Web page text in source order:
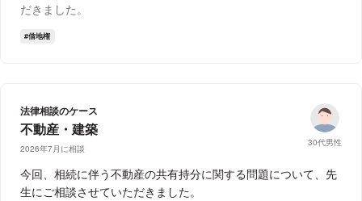
だきました。
借地権
法律相談のケース
不動産・建築
2026年7月に相談
30代男性
今回、相続に伴う不動産の共有持分に関する問題について、先
生にご相談させていただきました。